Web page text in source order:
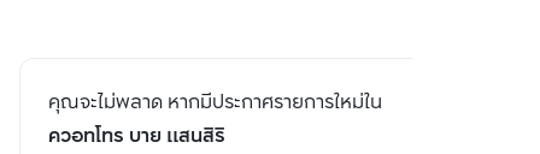
คุณจะไม่พลาด หากมีประกาศรายการใหม่ใน
ควอทโทร บาย แสนสิริ